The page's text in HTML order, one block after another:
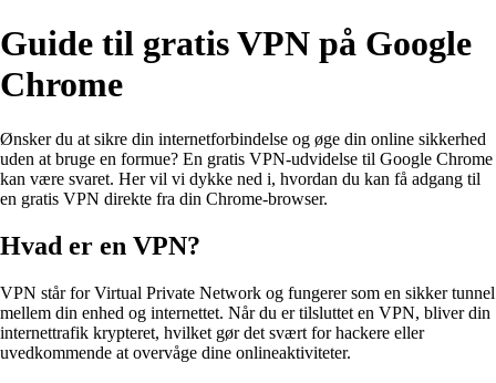
Guide til gratis VPN på Google
Chrome
Ønsker du at sikre din internetforbindelse og øge din online sikkerhed
uden at bruge en formue? En gratis VPN-udvidelse til Google Chrome
kan være svaret. Her vil vi dykke ned i, hvordan du kan få adgang til
en gratis VPN direkte fra din Chrome-browser.
Hvad er en VPN?
VPN står for Virtual Private Network og fungerer som en sikker tunnel
mellem din enhed og internettet. Når du er tilsluttet en VPN, bliver din
internettrafik krypteret, hvilket gør det svært for hackere eller
uvedkommende at overvåge dine onlineaktiviteter.